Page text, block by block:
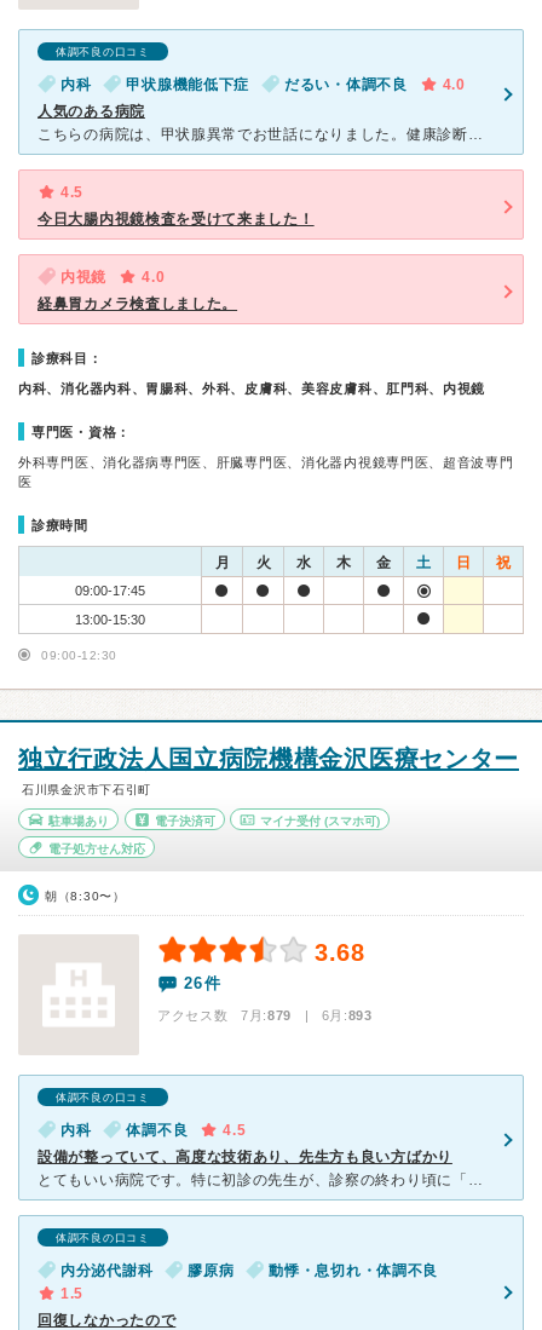
体調不良の口コミ
内科 甲状腺機能低下症 だるい・体調不良
4.0
人気のある病院
こちらの病院は、甲状腺異常でお世話になりました。健康診断で、引っかかったので、検査をしていただきました。病院は、比較的綺麗で、活気ある雰囲気です。甲状腺の血液検査は、大学病院に送るので、日にちがかかる
4.5
今日大腸内視鏡検査を受けて来ました！
内視鏡
4.0
経鼻胃カメラ検査しました。
診療科目：
内科、消化器内科、胃腸科、外科、皮膚科、美容皮膚科、肛門科、内視鏡
専門医・資格：
外科専門医、消化器病専門医、肝臓専門医、消化器内視鏡専門医、超音波専門
医
診療時間
月 火 水 木 金 土 日 祝
09:00-17:45
13:00-15:30
09:00-12:30
独立行政法人国立病院機構金沢医療センター
石川県金沢市下石引町
駐車場あり 電子決済可 マイナ受付 (スマホ可)
電子処方せん対応
朝（8:30〜）
3.68
26件
アクセス数 7月:879 | 6月:893
体調不良の口コミ
内科 体調不良
4.5
設備が整っていて、高度な技術あり、先生方も良い方ばかり
とてもいい病院です。特に初診の先生が、診察の終わり頃に「何か話し忘れていることはありませんか？」と何度も聞いてくださったのには感動しました。 電子カルテのシステムがとても優れていて、画像診断などもワ
体調不良の口コミ
内分泌代謝科 膠原病
動悸・息切れ・体調不良
1.5
回復しなかったので